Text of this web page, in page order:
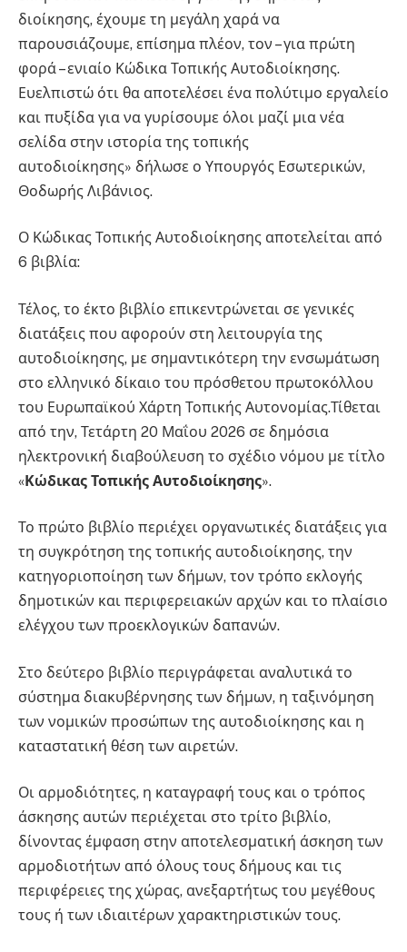
διοίκησης, έχουμε τη μεγάλη χαρά να
παρουσιάζουμε, επίσημα πλέον, τον – για πρώτη
φορά – ενιαίο Κώδικα Τοπικής Αυτοδιοίκησης.
Ευελπιστώ ότι θα αποτελέσει ένα πολύτιμο εργαλείο
και πυξίδα για να γυρίσουμε όλοι μαζί μια νέα
σελίδα στην ιστορία της τοπικής
αυτοδιοίκησης» δήλωσε ο Υπουργός Εσωτερικών,
Θοδωρής Λιβάνιος.
Ο Κώδικας Τοπικής Αυτοδιοίκησης αποτελείται από
6 βιβλία:
Τέλος, το έκτο βιβλίο επικεντρώνεται σε γενικές
διατάξεις που αφορούν στη λειτουργία της
αυτοδιοίκησης, με σημαντικότερη την ενσωμάτωση
στο ελληνικό δίκαιο του πρόσθετου πρωτοκόλλου
του Ευρωπαϊκού Χάρτη Τοπικής Αυτονομίας.Τίθεται
από την, Τετάρτη 20 Μαΐου 2026 σε δημόσια
ηλεκτρονική διαβούλευση το σχέδιο νόμου με τίτλο
«Κώδικας Τοπικής Αυτοδιοίκησης».
Το πρώτο βιβλίο περιέχει οργανωτικές διατάξεις για
τη συγκρότηση της τοπικής αυτοδιοίκησης, την
κατηγοριοποίηση των δήμων, τον τρόπο εκλογής
δημοτικών και περιφερειακών αρχών και το πλαίσιο
ελέγχου των προεκλογικών δαπανών.
Στο δεύτερο βιβλίο περιγράφεται αναλυτικά το
σύστημα διακυβέρνησης των δήμων, η ταξινόμηση
των νομικών προσώπων της αυτοδιοίκησης και η
καταστατική θέση των αιρετών.
Οι αρμοδιότητες, η καταγραφή τους και ο τρόπος
άσκησης αυτών περιέχεται στο τρίτο βιβλίο,
δίνοντας έμφαση στην αποτελεσματική άσκηση των
αρμοδιοτήτων από όλους τους δήμους και τις
περιφέρειες της χώρας, ανεξαρτήτως του μεγέθους
τους ή των ιδιαιτέρων χαρακτηριστικών τους.